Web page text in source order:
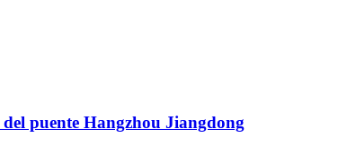
del puente Hangzhou Jiangdong